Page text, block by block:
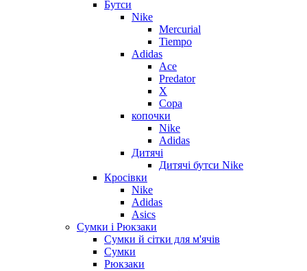
Бутси
Nike
Mercurial
Tiempo
Adidas
Ace
Predator
X
Copa
копочки
Nike
Adidas
Дитячі
Дитячі бутси Nike
Кросівки
Nike
Adidas
Asics
Сумки і Рюкзаки
Сумки й сітки для м'ячів
Сумки
Рюкзаки